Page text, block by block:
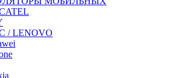
/ LENOVO